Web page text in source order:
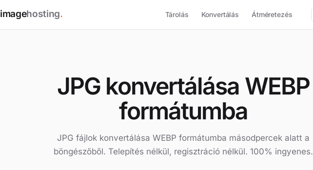
imagehosting. Tárolás Konvertálás Átméretezés
JPG konvertálása WEBP
formátumba
JPG fájlok konvertálása WEBP formátumba másodpercek alatt a
böngészőből. Telepítés nélkül, regisztráció nélkül. 100% ingyenes.